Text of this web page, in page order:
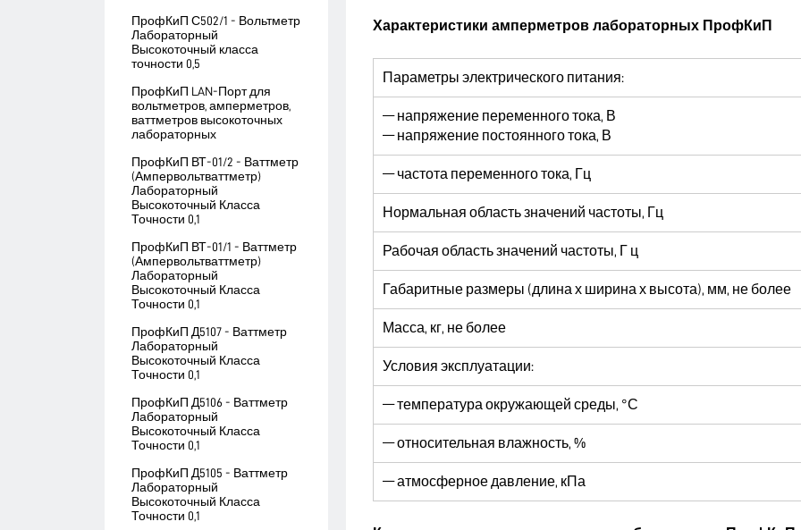
ПрофКиП С502/1 - Вольтметр
Лабораторный
Высокоточный класса
точности 0,5
ПрофКиП LAN-Порт для
вольтметров, амперметров,
ваттметров высокоточных
лабораторных
ПрофКиП ВТ-01/2 - Ваттметр
(Ампервольтваттметр)
Лабораторный
Высокоточный Класса
Точности 0,1
ПрофКиП ВТ-01/1 - Ваттметр
(Ампервольтваттметр)
Лабораторный
Высокоточный Класса
Точности 0,1
ПрофКиП Д5107 - Ваттметр
Лабораторный
Высокоточный Класса
Точности 0,1
ПрофКиП Д5106 - Ваттметр
Лабораторный
Высокоточный Класса
Точности 0,1
ПрофКиП Д5105 - Ваттметр
Лабораторный
Высокоточный Класса
Точности 0,1
Характеристики амперметров лабораторных ПрофКиП
Параметры электрического питания:
— напряжение переменного тока, В
— напряжение постоянного тока, В
— частота переменного тока, Гц
Нормальная область значений частоты, Гц
Рабочая область значений частоты, Г ц
Габаритные размеры (длина х ширина х высота), мм, не более
Масса, кг, не более
Условия эксплуатации:
— температура окружающей среды, °С
— относительная влажность, %
— атмосферное давление, кПа